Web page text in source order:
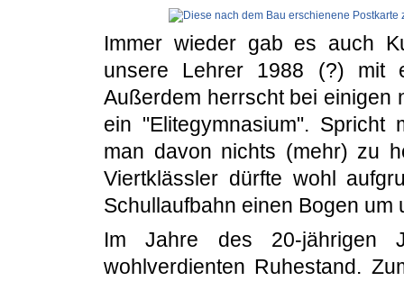
Immer wieder gab es auch
unsere Lehrer 1988 (?) mit
Außerdem herrscht bei einigen
ein "Elitegymnasium".
man davon nichts (mehr) zu
Viertklässler dürfte wohl
Schullaufbahn einen Bogen um
Im Jahre des 20-jährigen
wohlverdienten Ruhestand.